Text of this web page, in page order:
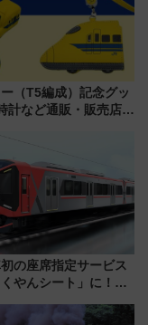
（T5編成）記念グッ
計など通販・販売店舗
の座席指定サービス
やんシート」に！新